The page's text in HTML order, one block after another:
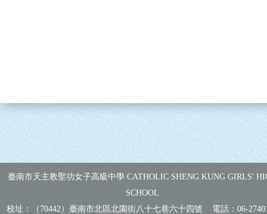
臺南市天主教聖功女子高級中學 CATHOLIC SHENG KUNG GIRLS'
SCHOOL
校址：（70442）臺南市北區北園街八十七巷六十四號 電話：06-